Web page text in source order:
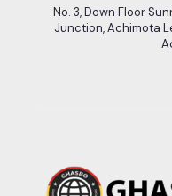
No. 3, Down Floor
Junction, Achimota